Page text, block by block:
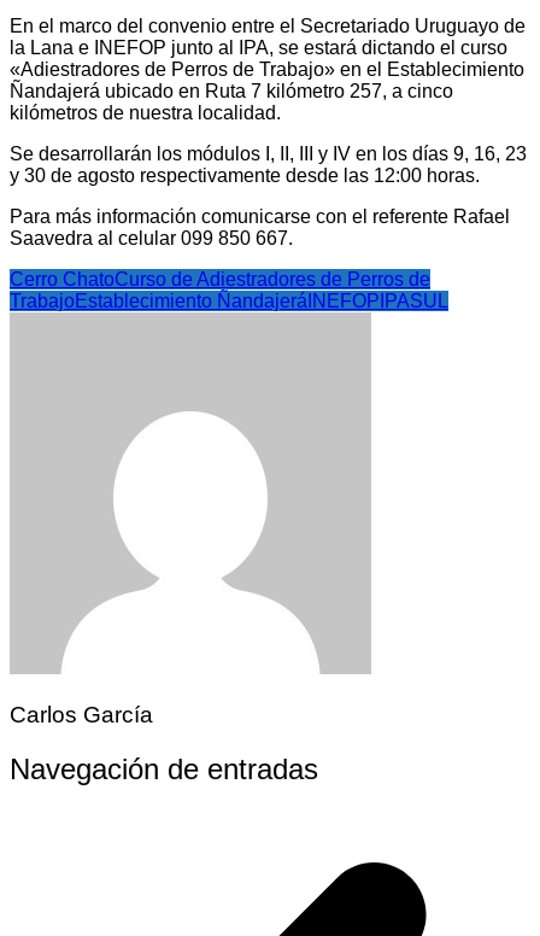
En el marco del convenio entre el Secretariado Uruguayo de
la Lana e INEFOP junto al IPA, se estará dictando el curso
«Adiestradores de Perros de Trabajo» en el Establecimiento
Ñandajerá ubicado en Ruta 7 kilómetro 257, a cinco
kilómetros de nuestra localidad.
Se desarrollarán los módulos I, II, III y IV en los días 9, 16, 23
y 30 de agosto respectivamente desde las 12:00 horas.
Para más información comunicarse con el referente Rafael
Saavedra al celular 099 850 667.
Cerro ChatoCurso de Adiestradores de Perros de
TrabajoEstablecimiento Ñandajerá INEFOP IPASUL
Carlos García
Navegación de entradas